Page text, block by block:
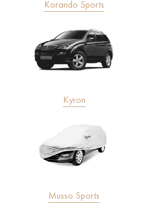
Korando Sports
Kyron
Musso Sports